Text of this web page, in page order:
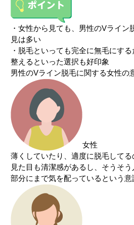
・女性から見ても、男性のVライン
見は多い
・脱毛といっても完全に無毛にす
整えるといった選択も好印象
男性のVライン脱毛に関する女性の
女性
薄くしていたり、適度に脱毛してる
見た目も清潔感があるし、そうそ
部分にまで気を配っているという意